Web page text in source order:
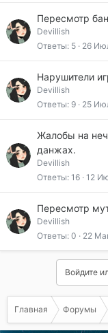
Пересмотр
Devillish
Ответы 5 26
Нарушители
Devillish
Ответы 9 25
Жалобы на
данжах.
Devillish
Ответы 16 12
Пересмотр
Devillish
Ответы 0 22
Войдите
Главная Форумы